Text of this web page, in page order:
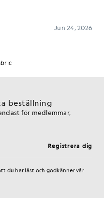
beställning
för medlemmar,
Registrera dig
du har läst och godkänner vår